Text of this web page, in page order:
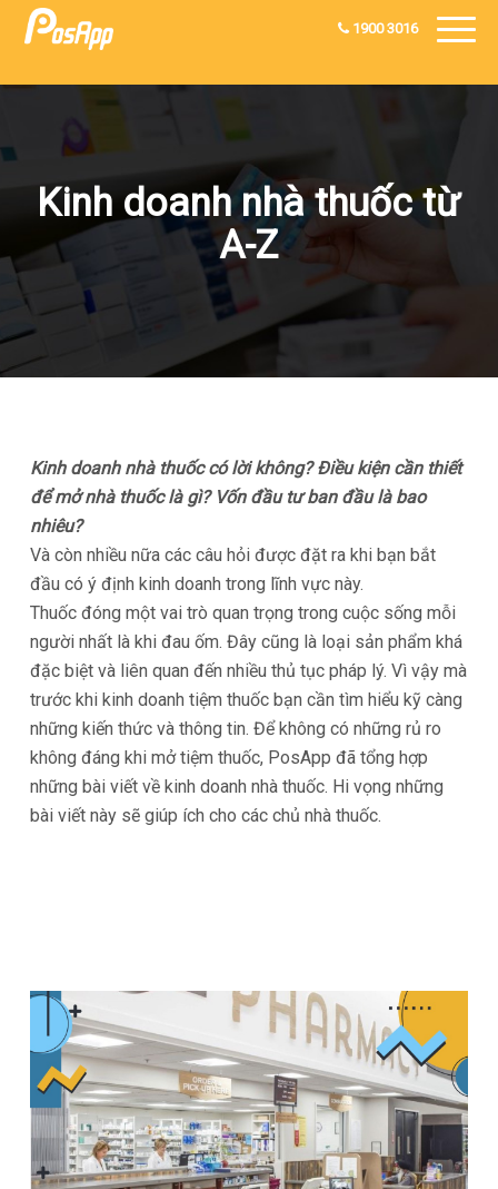
1900 3016
Kinh doanh nhà thuốc từ
A-Z
Kinh doanh nhà thuốc có lời không? Điều kiện cần thiết
để mở nhà thuốc là gì? Vốn đầu tư ban đầu là bao
nhiêu?
Và còn nhiều nữa các câu hỏi được đặt ra khi bạn bắt
đầu có ý định kinh doanh trong lĩnh vực này.
Thuốc đóng một vai trò quan trọng trong cuộc sống mỗi
người nhất là khi đau ốm. Đây cũng là loại sản phẩm khá
đặc biệt và liên quan đến nhiều thủ tục pháp lý. Vì vậy mà
trước khi kinh doanh tiệm thuốc bạn cần tìm hiểu kỹ càng
những kiến thức và thông tin. Để không có những rủ ro
không đáng khi mở tiệm thuốc, PosApp đã tổng hợp
những bài viết về kinh doanh nhà thuốc. Hi vọng những
bài viết này sẽ giúp ích cho các chủ nhà thuốc.